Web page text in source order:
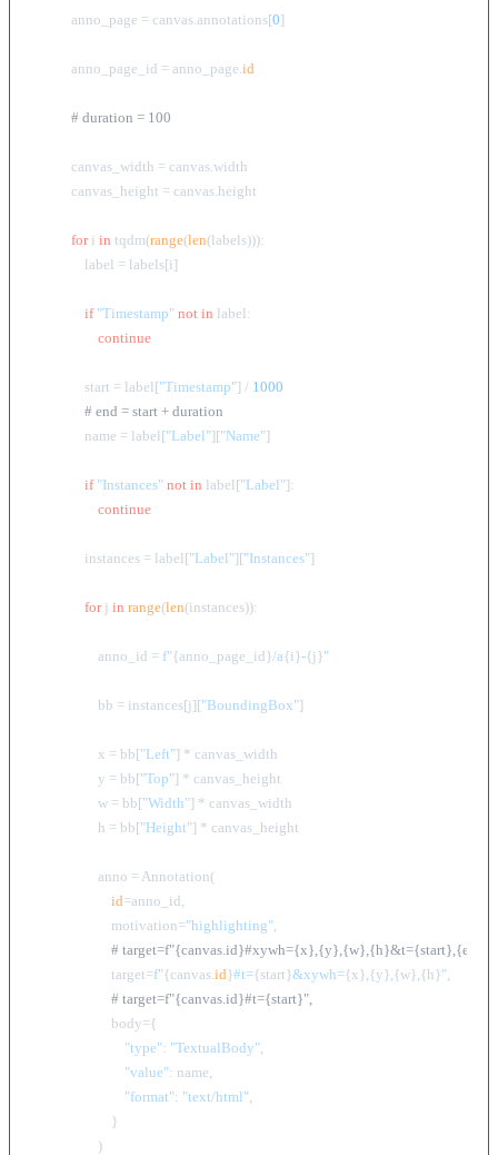
            anno_page = canvas.annotations[
0]
            anno_page_id = anno_page.
id
# duration = 100
            canvas_width = canvas.width
            canvas_height = canvas.height
for i in tqdm(range(len(labels))):
                label = labels[i]
if "Timestamp" not in label:
continue
                start = label[
"Timestamp"] / 1000
# end = start + duration
                name = label[
"Label"]["Name"]
if "Instances" not in label["Label"]:
continue
                instances = label[
"Label"]["Instances"]
for j in range(len(instances)):
                    anno_id =
f"{anno_page_id}/a{i}-{j}"
                    bb = instances[j][
"BoundingBox"]
                    x = bb[
"Left"] * canvas_width
                    y = bb[
"Top"] * canvas_height
                    w = bb[
"Width"] * canvas_width
                    h = bb[
"Height"] * canvas_height
                    anno = Annotation(
id=anno_id,
                        motivation=
"highlighting",
#
                        target=
f"{canvas. id }#t={start}&xywh={x} {y} {w} {h}",
# target=f"{canvas.id}#t={start}",
                        body={
"type": "TextualBody",
"value": name,
"format": "text/html",
                        }
                    )